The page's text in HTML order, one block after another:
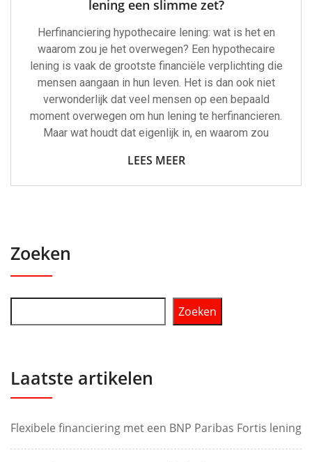
lening een slimme zet?
Herfinanciering hypothecaire lening: wat is het en
waarom zou je het overwegen? Een hypothecaire
lening is vaak de grootste financiële verplichting die
mensen aangaan in hun leven. Het is dan ook niet
verwonderlijk dat veel mensen op een bepaald
moment overwegen om hun lening te herfinancieren.
Maar wat houdt dat eigenlijk in, en waarom zou
LEES MEER
Zoeken
Zoeken
Laatste artikelen
Flexibele financiering met een BNP Paribas Fortis lening